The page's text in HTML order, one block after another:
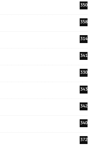
350
358
314
341
330
343
342
340
372